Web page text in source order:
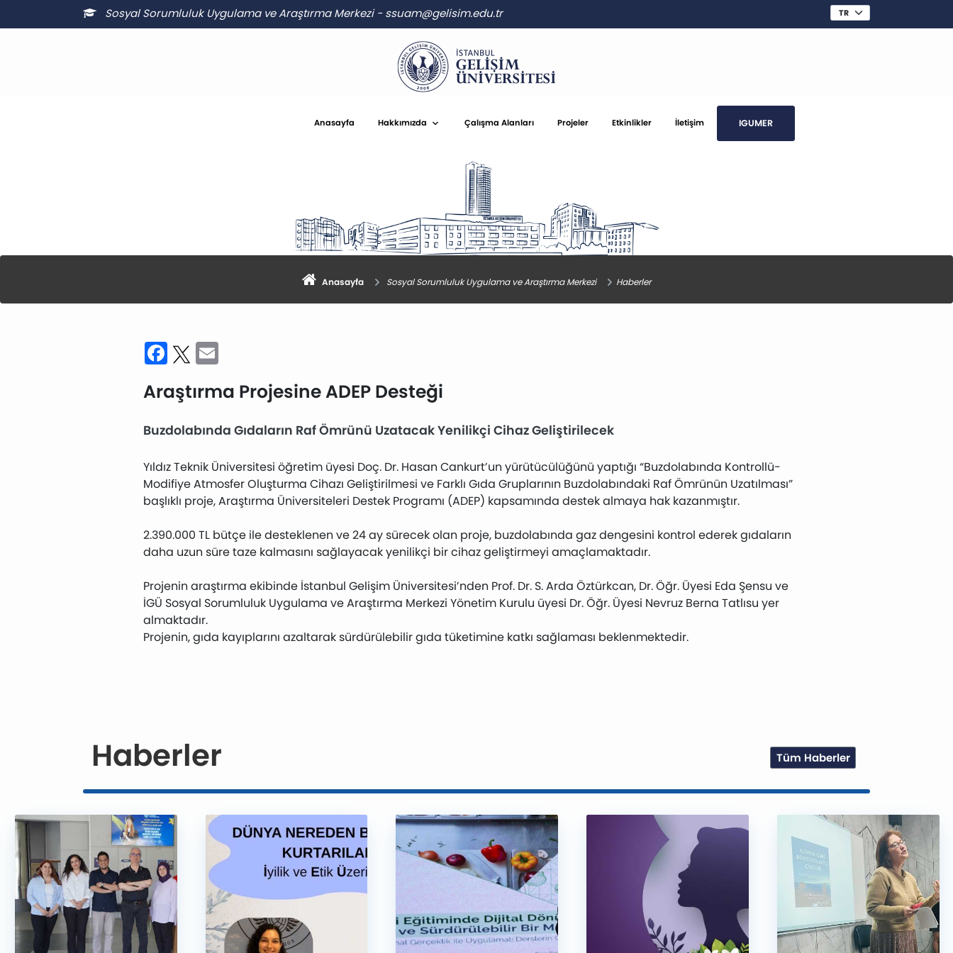
Sosyal Sorumluluk Uygulama ve Araştırma Merkezi-ssuam@gelisim.edu.tr
Anasayfa Hakkımızda Çalışma Alanları Projeler Etkinlikler İletişim IGUMER
Anasayfa Sosyal Sorumluluk Uygulama ve Araştırma Merkezi Haberler
Facebook
Twitter
Araştırma Projesine ADEP Desteği
Buzdolabında Gıdaların Raf Ömrünü Uzatacak Yenilikçi Cihaz Geliştirilecek
Yıldız Teknik Üniversitesi öğretim üyesi Doç. Dr. Hasan Cankurt’un yürütücülüğünü yaptığı “Buzdolabında Kontrollü-
Modifiye Atmosfer Oluşturma Cihazı Geliştirilmesi ve Farklı Gıda Gruplarının Buzdolabındaki Raf Ömrünün Uzatılması”
başlıklı proje, Araştırma Üniversiteleri Destek Programı (ADEP) kapsamında destek almaya hak kazanmıştır.
2.390.000 TL bütçe ile desteklenen ve 24 ay sürecek olan proje, buzdolabında gaz dengesini kontrol ederek gıdaların
daha uzun süre taze kalmasını sağlayacak yenilikçi bir cihaz geliştirmeyi amaçlamaktadır.
Projenin araştırma ekibinde İstanbul Gelişim Üniversitesi’nden Prof. Dr. S. Arda Öztürkcan, Dr. Öğr. Üyesi Eda Şensu ve
İGÜ Sosyal Sorumluluk Uygulama ve Araştırma Merkezi Yönetim Kurulu üyesi Dr. Öğr. Üyesi Nevruz Berna Tatlısu yer
almaktadır.
Projenin, gıda kayıplarını azaltarak sürdürülebilir gıda tüketimine katkı sağlaması beklenmektedir.
Haberler Tüm Haberler